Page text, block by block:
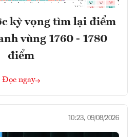
kỳ vọng tìm lại điểm
vùng 1760 - 1780
điểm
Đọc ngay
10:23, 09/08/2026